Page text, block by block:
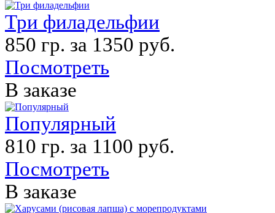
Три филадельфии
850 гр. за 1350 руб.
Посмотреть
В заказе
Популярный
810 гр. за 1100 руб.
Посмотреть
В заказе